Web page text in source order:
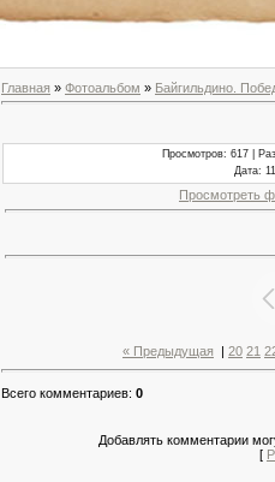
Главная » Фотоальбом » Байгильдино.
Просмотров: 617 |
Дата:
Просмотреть
« Предыдущая 20 21
Всего комментариев: 0
Добавлять комментарии
[